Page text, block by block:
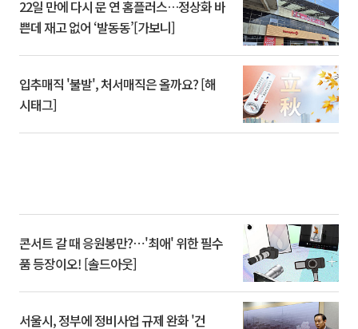
22일 만에 다시 문 연 홈플러스…정상화 바
쁜데 재고 없어 ‘발동동’[가보니]
입추매직 '불발', 처서매직은 올까요? [해
시태그]
콘서트 갈 때 응원봉만?⋯'최애' 위한 필수
품 등장이오! [솔드아웃]
서울시, 정부에 정비사업 규제 완화 '건